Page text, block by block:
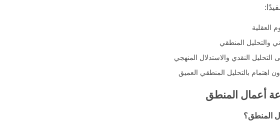
العقلية
والتحليل المنطقي
النقدي والاستدلال المنهجي
بالتحليل المنطقي العميق
أعمال المنطق
المنطق؟